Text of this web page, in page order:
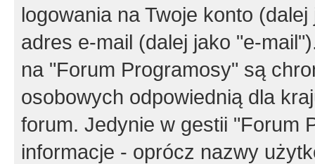
logowania na Twoje konto
adres e-mail (dalej jako "e-
na "Forum Programosy" są
osobowych odpowiednią dla
forum. Jedynie w gestii "Forum
informacje - oprócz nazwy